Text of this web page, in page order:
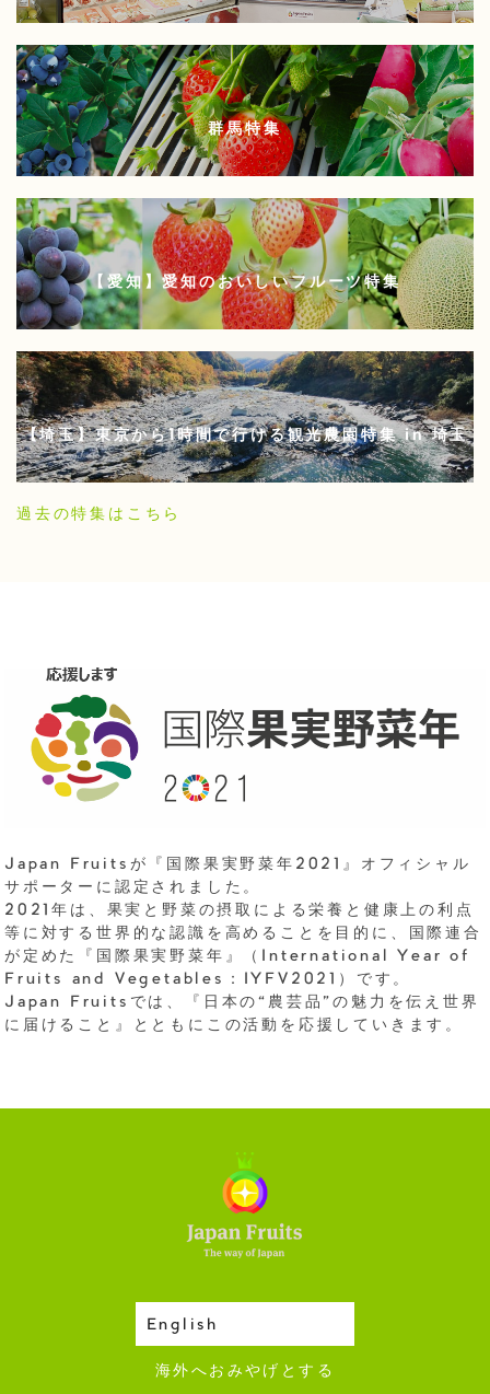
群馬特集
【愛知】愛知のおいしいフルーツ特集
【埼玉】東京から1時間で行ける観光農園特集 in 埼玉
過去の特集はこちら
Japan Fruitsが『国際果実野菜年2021』オフィシャル
サポーターに認定されました。
2021年は、果実と野菜の摂取による栄養と健康上の利点
等に対する世界的な認識を高めることを目的に、国際連合
が定めた『国際果実野菜年』（International Year of
Fruits and Vegetables：IYFV2021）です。
Japan Fruitsでは、『日本の“農芸品”の魅力を伝え世界
に届けること』とともにこの活動を応援していきます。
English収穫カレンダー
海外へおみやげとする